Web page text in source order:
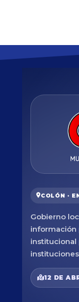
COLÓN ·
Gobierno
información
institucional
12 DE